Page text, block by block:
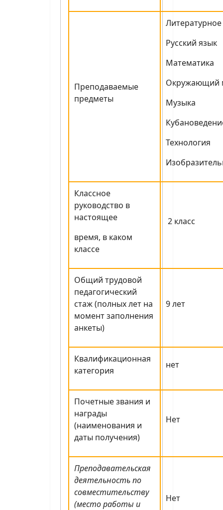
Преподаваемые
предметы
Русский язык
Математика
Окружающий
Музыка
Технология
Классное
руководство в
настоящее
время, в каком
классе
2 класс
Общий трудовой
педагогический
стаж (полных лет на
момент заполнения
анкеты)
9 лет
Квалификационная
категория
нет
Почетные звания и
награды
(наименования и
даты получения)
Нет
Преподавательская
деятельность по
совместительству
(место работы и
Нет